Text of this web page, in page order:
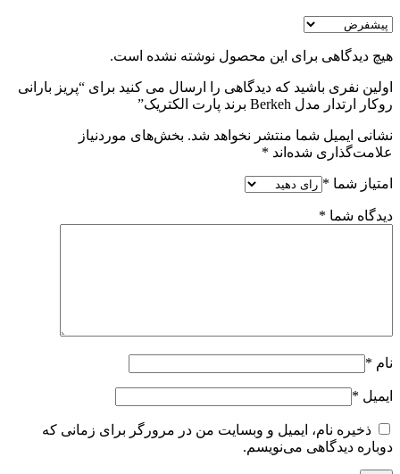
هیچ دیدگاهی برای این محصول نوشته نشده است.
اولین نفری باشید که دیدگاهی را ارسال می کنید برای “پریز بارانی
روکار ارتدار مدل Berkeh برند پارت الکتریک”
نشانی ایمیل شما منتشر نخواهد شد. بخش‌های موردنیاز
علامت‌گذاری شده‌اند *
امتیاز شما *
دیدگاه شما *
نام *
ایمیل *
ذخیره نام، ایمیل و وبسایت من در مرورگر برای زمانی که
دوباره دیدگاهی می‌نویسم.